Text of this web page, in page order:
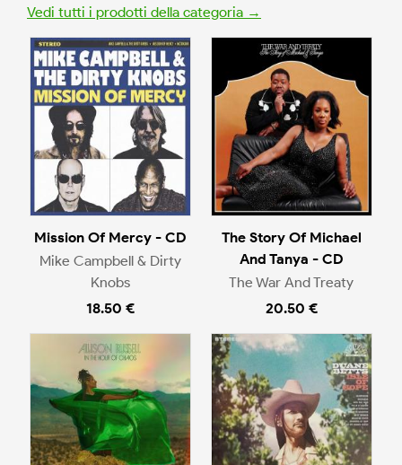
Vedi tutti i prodotti della categoria →
Mission Of Mercy - CD
Mike Campbell & Dirty
Knobs
18.50 €
The Story Of Michael
And Tanya - CD
The War And Treaty
20.50 €